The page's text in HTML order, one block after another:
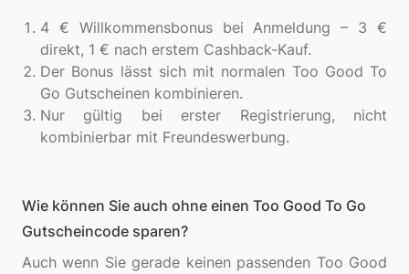
4 € Willkommensbonus bei Anmeldung – 3 €
direkt, 1 € nach erstem Cashback-Kauf.
Der Bonus lässt sich mit normalen Too Good To
Go Gutscheinen kombinieren.
Nur gültig bei erster Registrierung, nicht
kombinierbar mit Freundeswerbung.
Wie können Sie auch ohne einen Too Good To Go
Gutscheincode sparen?
Auch wenn Sie gerade keinen passenden Too Good